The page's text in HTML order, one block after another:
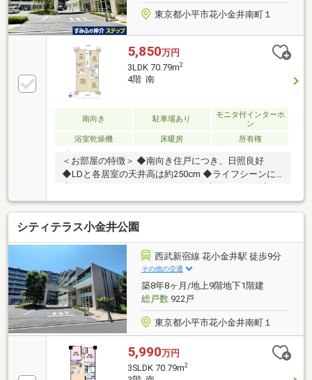
東京都小平市花小金井南町１
5,850万円
3LDK 70.79m2
4階 南
南向き 駐車場あり
モニタ付インターホ
ン
浴室乾燥機
床暖房 所有権
＜お部屋の特徴＞ ◆南向き住戸につき、日照良好
◆LDと各居室の天井高は約250cm ◆ライフシーンに
（約5.5帖） ◆納戸収納や2つのウォークインクロゼッ
トなど、豊富な収納を随所に用意 ◆お料理しながら家
族やお客様との会話が楽しめる対面カウンターキッチ
ン＜マンションの特徴＞・2018年1月築・住友不動産
の「シティテラス」シリーズ・総戸数 922戸・管理
員24時間常駐・コンシェルジュサービス有（一部有
償）＜交通アクセス＞・西武新宿線「花小金井」駅
徒歩9分☆マンション専用シャトルバス有【無償】JR
中央線「武蔵小金井」駅へ直行 所要時間約10分
シティテラス小金井公園
西武新宿線 花小金井駅 徒歩9分
その他の交通
築8年8ヶ月/地上9階地下1階建
総戸数922戸
東京都小平市花小金井南町１
5,990万円
3SLDK 70.79m2